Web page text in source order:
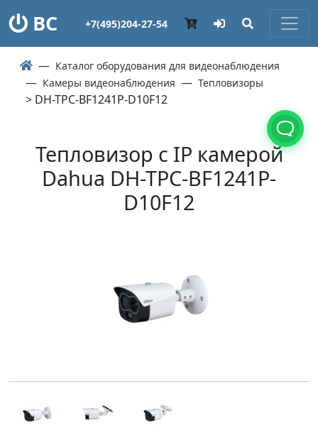
ВС +7(495)204-27-54
Каталог оборудования для видеонаблюдения
Камеры видеонаблюдения
Тепловизоры
> DH-TPC-BF1241P-D10F12
Тепловизор с IP камерой
Dahua DH-TPC-BF1241P-
D10F12